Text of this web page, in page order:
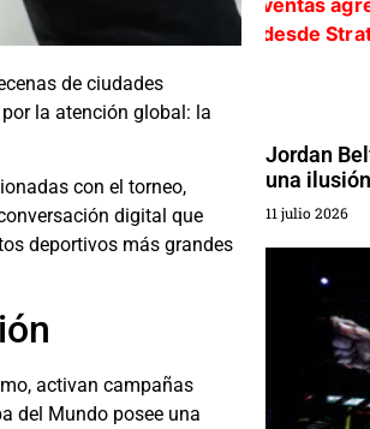
de ciudades
la atención global: la
con el torneo,
digital que
deportivos más grandes
activan campañas
del Mundo posee una
Jordan
una
11 julio 2026